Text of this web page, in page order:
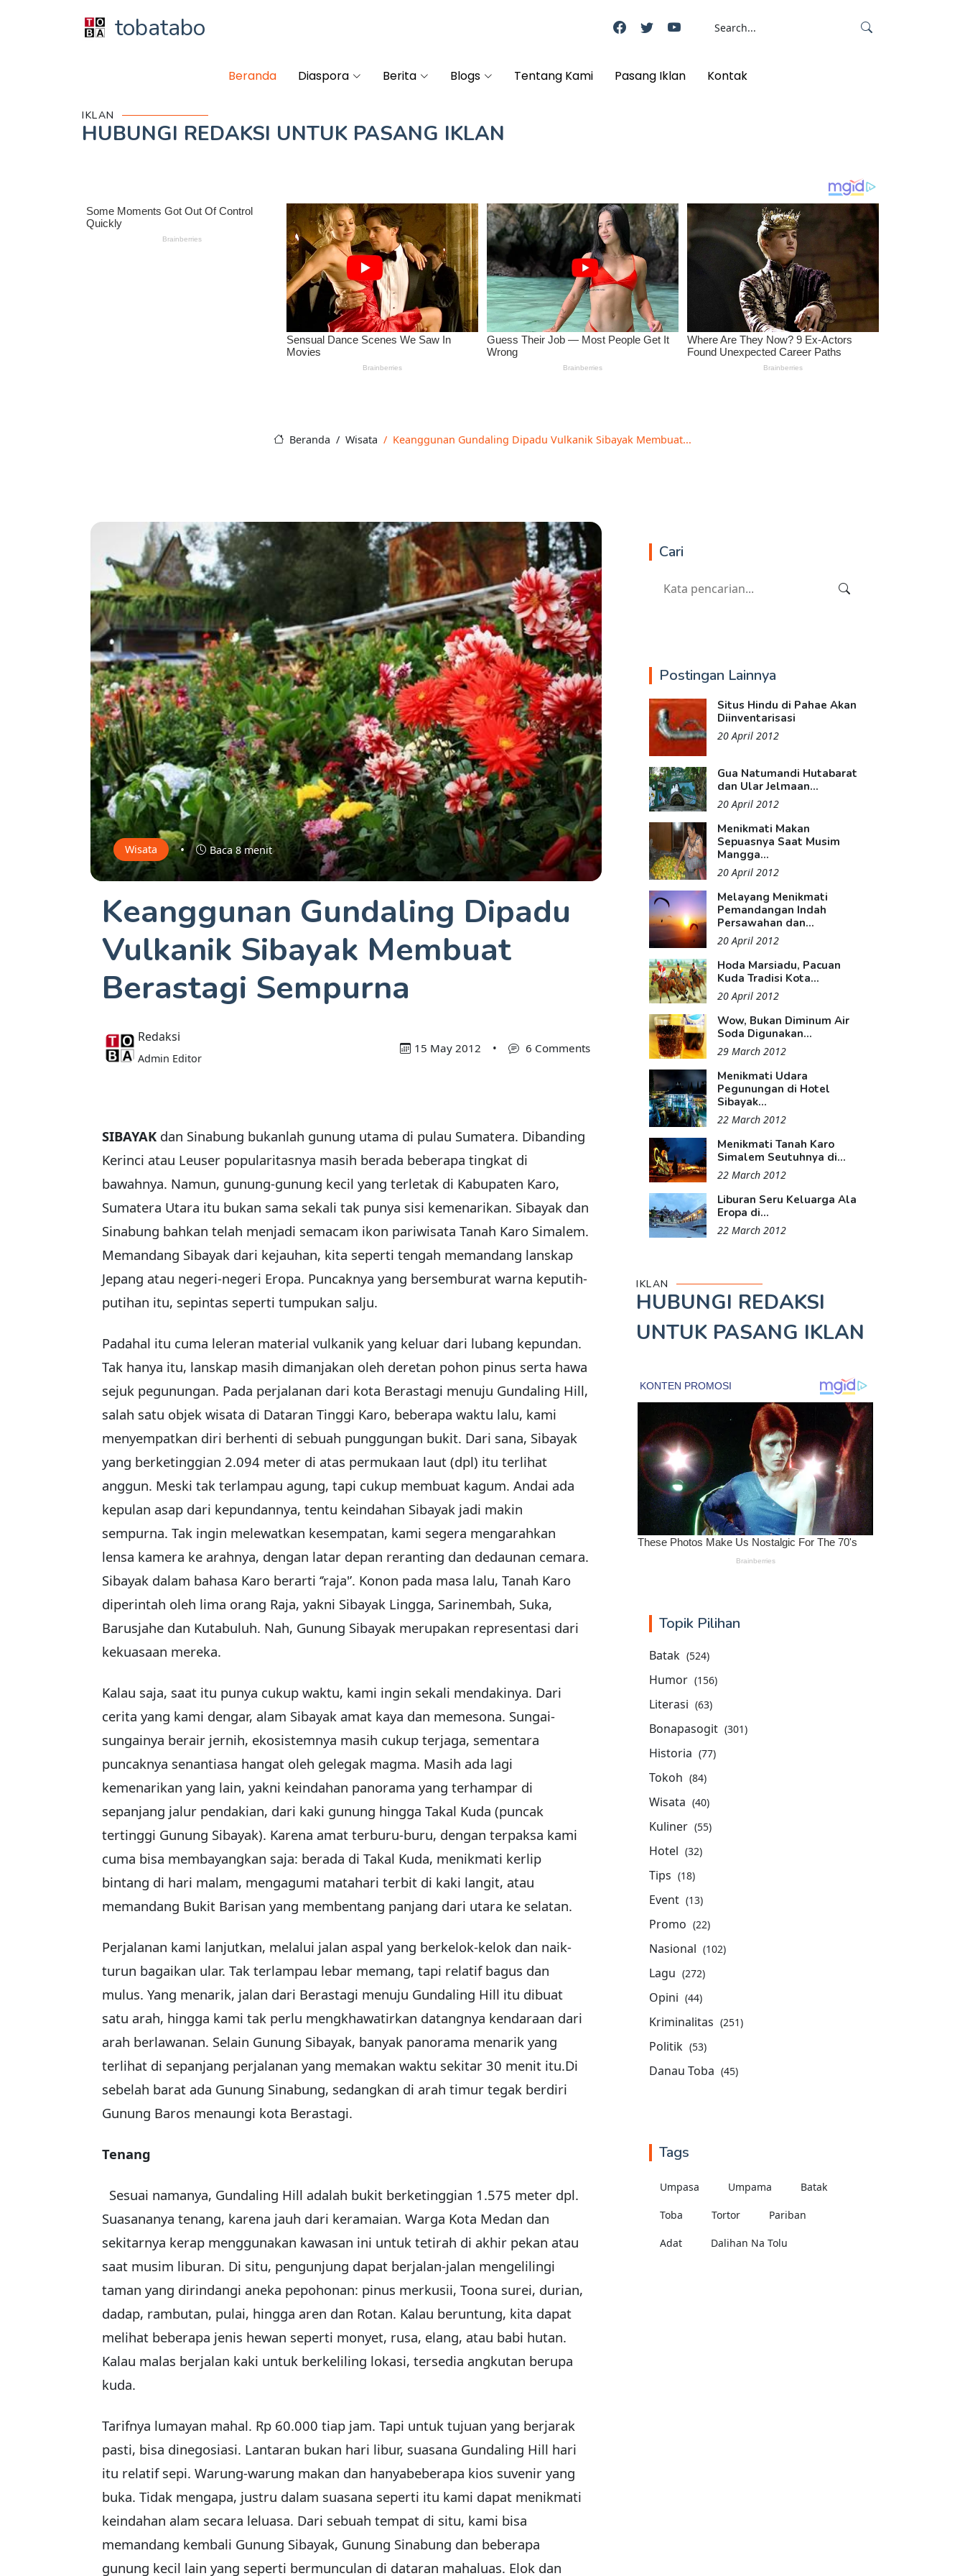
tobatabo
Beranda Diaspora Berita Blogs Tentang Kami Pasang Iklan Kontak
IKLAN
HUBUNGI REDAKSI UNTUK PASANG IKLAN
Beranda Wisata Keanggunan Gundaling Dipadu Vulkanik Sibayak Membuat...
Wisata • Baca 8 menit
Keanggunan Gundaling Dipadu
Vulkanik Sibayak Membuat
Berastagi Sempurna
Redaksi
Admin Editor
15 May 2012 • 6 Comments
SIBAYAK dan Sinabung bukanlah gunung utama di pulau Sumatera. Dibanding
Kerinci atau Leuser popularitasnya masih berada beberapa tingkat di
bawahnya. Namun, gunung-gunung kecil yang terletak di Kabupaten Karo,
Sumatera Utara itu bukan sama sekali tak punya sisi kemenarikan. Sibayak dan
Sinabung bahkan telah menjadi semacam ikon pariwisata Tanah Karo Simalem.
Memandang Sibayak dari kejauhan, kita seperti tengah memandang lanskap
Jepang atau negeri-negeri Eropa. Puncaknya yang bersemburat warna keputih-
putihan itu, sepintas seperti tumpukan salju.
Padahal itu cuma leleran material vulkanik yang keluar dari lubang kepundan.
Tak hanya itu, lanskap masih dimanjakan oleh deretan pohon pinus serta hawa
sejuk pegunungan. Pada perjalanan dari kota Berastagi menuju Gundaling Hill,
salah satu objek wisata di Dataran Tinggi Karo, beberapa waktu lalu, kami
menyempatkan diri berhenti di sebuah punggungan bukit. Dari sana, Sibayak
yang berketinggian 2.094 meter di atas permukaan laut (dpl) itu terlihat
anggun. Meski tak terlampau agung, tapi cukup membuat kagum. Andai ada
kepulan asap dari kepundannya, tentu keindahan Sibayak jadi makin
sempurna. Tak ingin melewatkan kesempatan, kami segera mengarahkan
lensa kamera ke arahnya, dengan latar depan reranting dan dedaunan cemara.
Sibayak dalam bahasa Karo berarti ‘’raja'’. Konon pada masa lalu, Tanah Karo
diperintah oleh lima orang Raja, yakni Sibayak Lingga, Sarinembah, Suka,
Barusjahe dan Kutabuluh. Nah, Gunung Sibayak merupakan representasi dari
kekuasaan mereka.
Kalau saja, saat itu punya cukup waktu, kami ingin sekali mendakinya. Dari
cerita yang kami dengar, alam Sibayak amat kaya dan memesona. Sungai-
sungainya berair jernih, ekosistemnya masih cukup terjaga, sementara
puncaknya senantiasa hangat oleh gelegak magma. Masih ada lagi
kemenarikan yang lain, yakni keindahan panorama yang terhampar di
sepanjang jalur pendakian, dari kaki gunung hingga Takal Kuda (puncak
tertinggi Gunung Sibayak). Karena amat terburu-buru, dengan terpaksa kami
cuma bisa membayangkan saja: berada di Takal Kuda, menikmati kerlip
bintang di hari malam, mengagumi matahari terbit di kaki langit, atau
memandang Bukit Barisan yang membentang panjang dari utara ke selatan.
Perjalanan kami lanjutkan, melalui jalan aspal yang berkelok-kelok dan naik-
turun bagaikan ular. Tak terlampau lebar memang, tapi relatif bagus dan
mulus. Yang menarik, jalan dari Berastagi menuju Gundaling Hill itu dibuat
satu arah, hingga kami tak perlu mengkhawatirkan datangnya kendaraan dari
arah berlawanan. Selain Gunung Sibayak, banyak panorama menarik yang
terlihat di sepanjang perjalanan yang memakan waktu sekitar 30 menit itu.Di
sebelah barat ada Gunung Sinabung, sedangkan di arah timur tegak berdiri
Gunung Baros menaungi kota Berastagi.
Tenang
Sesuai namanya, Gundaling Hill adalah bukit berketinggian 1.575 meter dpl.
Suasananya tenang, karena jauh dari keramaian. Warga Kota Medan dan
sekitarnya kerap menggunakan kawasan ini untuk tetirah di akhir pekan atau
saat musim liburan. Di situ, pengunjung dapat berjalan-jalan mengelilingi
taman yang dirindangi aneka pepohonan: pinus merkusii, Toona surei, durian,
dadap, rambutan, pulai, hingga aren dan Rotan. Kalau beruntung, kita dapat
melihat beberapa jenis hewan seperti monyet, rusa, elang, atau babi hutan.
Kalau malas berjalan kaki untuk berkeliling lokasi, tersedia angkutan berupa
kuda.
Tarifnya lumayan mahal. Rp 60.000 tiap jam. Tapi untuk tujuan yang berjarak
pasti, bisa dinegosiasi. Lantaran bukan hari libur, suasana Gundaling Hill hari
itu relatif sepi. Warung-warung makan dan hanyabeberapa kios suvenir yang
buka. Tidak mengapa, justru dalam suasana seperti itu kami dapat menikmati
keindahan alam secara leluasa. Dari sebuah tempat di situ, kami bisa
memandang kembali Gunung Sibayak, Gunung Sinabung dan beberapa
gunung kecil lain yang seperti bermunculan di dataran mahaluas. Elok dan
Cari
Postingan Lainnya
Situs Hindu di Pahae Akan
Diinventarisasi
20 April 2012
Gua Natumandi Hutabarat
dan Ular Jelmaan...
20 April 2012
Menikmati Makan
Sepuasnya Saat Musim
Mangga...
20 April 2012
Melayang Menikmati
Pemandangan Indah
Persawahan dan...
20 April 2012
Hoda Marsiadu, Pacuan
Kuda Tradisi Kota...
20 April 2012
Wow, Bukan Diminum Air
Soda Digunakan...
29 March 2012
Menikmati Udara
Pegunungan di Hotel
Sibayak...
22 March 2012
Menikmati Tanah Karo
Simalem Seutuhnya di...
22 March 2012
Liburan Seru Keluarga Ala
Eropa di...
22 March 2012
IKLAN
HUBUNGI REDAKSI
UNTUK PASANG IKLAN
Topik Pilihan
Batak (524)
Humor (156)
Literasi (63)
Bonapasogit (301)
Historia (77)
Tokoh (84)
Wisata (40)
Kuliner (55)
Hotel (32)
Tips (18)
Event (13)
Promo (22)
Nasional (102)
Lagu (272)
Opini (44)
Kriminalitas (251)
Politik (53)
Danau Toba (45)
Tags
Umpasa Umpama Batak
Toba Tortor Pariban
Adat Dalihan Na Tolu